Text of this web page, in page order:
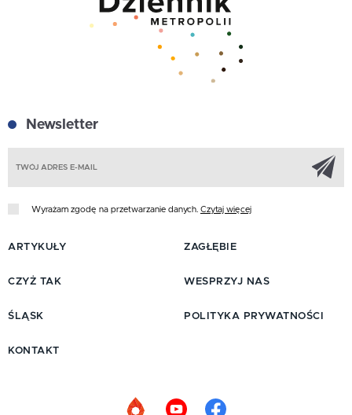
Newsletter
Wyrażam zgodę na przetwarzanie danych. Czytaj więcej
ARTYKUŁY
CZYŻ TAK
ŚLĄSK
ZAGŁĘBIE
WESPRZYJ NAS
POLITYKA PRYWATNOŚCI
KONTAKT